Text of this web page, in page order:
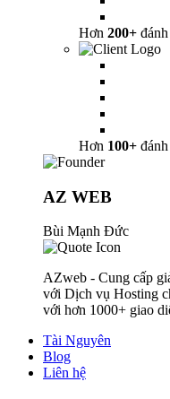
Hơn 200+
Hơn 100+
AZ WEB
Bùi Mạnh Đức
AZweb - Cung cấp
với Dịch vụ Hosting
với hơn 1000+ giao
Tài Nguyên
Blog
Liên hệ